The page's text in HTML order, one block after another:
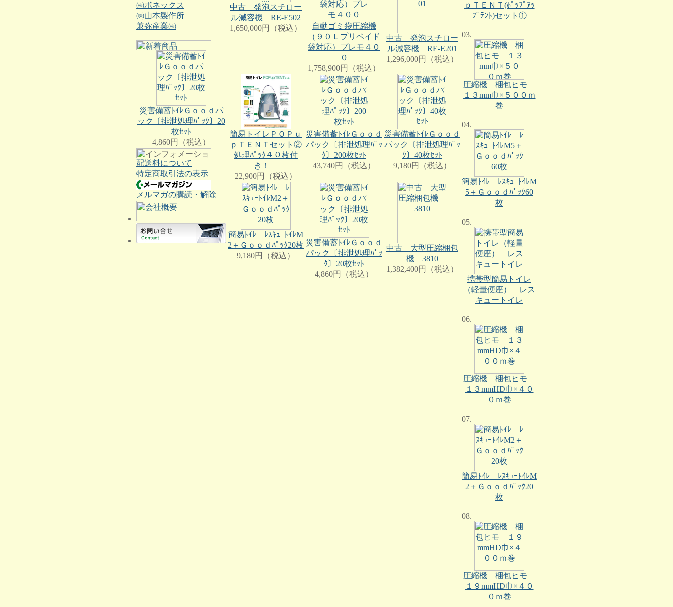
㈱ボネックス
㈱山本製作所
兼弥産業㈱
災害備蓄ﾄｲﾚＧｏｏｄパ
ック〔排泄処理ﾊﾟｯｸ〕20
枚ｾｯﾄ
4,860円（税込）
配送料について
特定商取引法の表示
メルマガの購読・解除
中古 発泡スチロー
ル減容機 RE-E502
1,650,000円（税込）
自動ゴミ袋圧縮機
（９０Ｌプリペイド
袋対応）プレモ４０
０
1,758,900円（税込）
中古 発泡スチロー
ル減容機 RE-E201
1,296,000円（税込）
簡易トイレＰＯＰｕ
ｐＴＥＮＴセット②
処理ﾊﾟｯｸ４０枚付
き！
22,900円（税込）
災害備蓄ﾄｲﾚＧｏｏｄ
パック〔排泄処理ﾊﾟｯ
ｸ〕200枚ｾｯﾄ
43,740円（税込）
災害備蓄ﾄｲﾚＧｏｏｄ
パック〔排泄処理ﾊﾟｯ
ｸ〕40枚ｾｯﾄ
9,180円（税込）
簡易ﾄｲﾚ ﾚｽｷｭｰﾄｲﾚM
2＋Ｇｏｏｄﾊﾟｯｸ20枚
9,180円（税込）
災害備蓄ﾄｲﾚＧｏｏｄ
パック〔排泄処理ﾊﾟｯ
ｸ〕20枚ｾｯﾄ
4,860円（税込）
中古 大型圧縮梱包
機 3810
1,382,400円（税込）
ｐＴＥＮＴ(ﾎﾟｯﾌﾟｱｯ
ﾌﾟﾃﾝﾄ)セット①
03.
圧縮機 梱包ヒモ
１３mm巾×５００ｍ
巻
04.
簡易ﾄｲﾚ ﾚｽｷｭｰﾄｲﾚM
5＋Ｇｏｏｄﾊﾟｯｸ60
枚
05.
携帯型簡易トイレ
（軽量便座） レス
キュートイレ
06.
圧縮機 梱包ヒモ
１３mmHD巾×４０
０ｍ巻
07.
簡易ﾄｲﾚ ﾚｽｷｭｰﾄｲﾚM
2＋Ｇｏｏｄﾊﾟｯｸ20
枚
08.
圧縮機 梱包ヒモ
１９mmHD巾×４０
０ｍ巻